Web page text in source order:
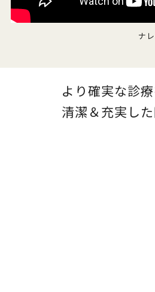
ナ
より確実な診療
清潔＆充実し